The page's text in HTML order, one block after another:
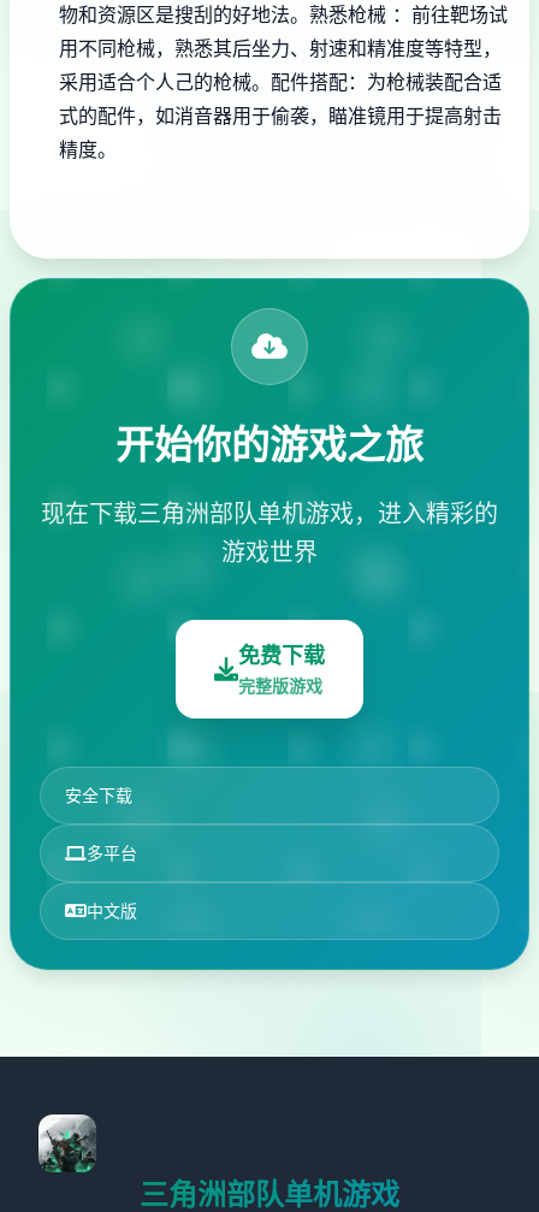
物和资源区是搜刮的好地法。 熟悉枪械 ：前往靶场试
用不同枪械，熟悉其后坐力、射速和精准度等特型，
采用适合个人己的枪械。 配件搭配：为枪械装配合适
式的配件，如消音器用于偷袭，瞄准镜用于提高射击
精度。
开始你的游戏之旅
现在下载三角洲部队单机游戏，进入精彩的
游戏世界
免费下载
完整版游戏
安全下载
多平台
中文版
三角洲部队单机游戏